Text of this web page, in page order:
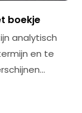
boekje
analytisch
en te